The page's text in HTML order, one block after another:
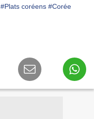
#Plats coréens #Corée